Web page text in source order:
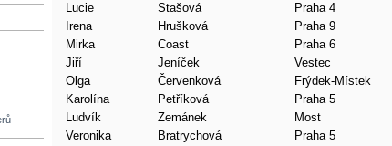
-
Lucie
Stašová
Praha 4
Irena
Hrušková
Praha 9
Mirka
Coast
Praha 6
Jiří
Jeníček
Vestec
Olga
Červenková
Frýdek-Místek
Karolína
Petříková
Praha 5
Ludvík
Zemánek
Most
Veronika
Bratrychová
Praha 5